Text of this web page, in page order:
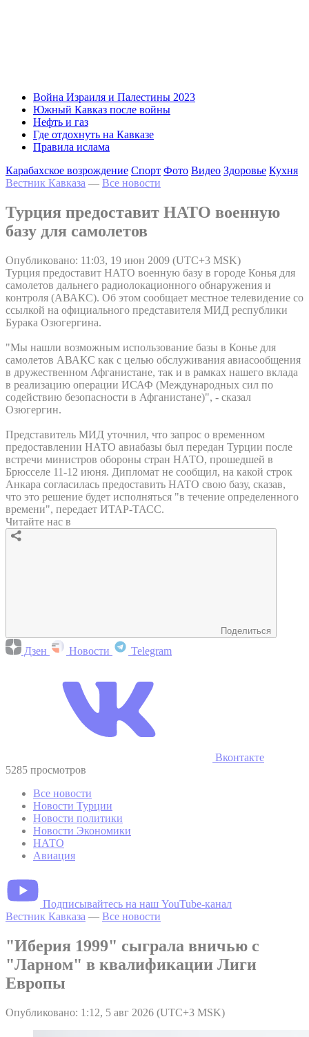
Война Израиля и Палестины 2023
Южный Кавказ после войны
Нефть и газ
Где отдохнуть на Кавказе
Правила ислама
Карабахское возрождение Спорт Фото Видео Здоровье Кухня
Вестник Кавказа — Все новости
Турция предоставит НАТО военную
базу для самолетов
Опубликовано: 11:03, 19 июн 2009 (UTC+3 MSK)
Турция предоставит НАТО военную базу в городе Конья для
самолетов дальнего радиолокационного обнаружения и
контроля (АВАКС). Об этом сообщает местное телевидение со
ссылкой на официального представителя МИД республики
Бурака Озюгергина.
"Мы нашли возможным использование базы в Конье для
самолетов АВАКС как с целью обслуживания авиасообщения
в дружественном Афганистане, так и в рамках нашего вклада
в реализацию операции ИСАФ (Международных сил по
содействию безопасности в Афганистане)", - сказал
Озюгергин.
Представитель МИД уточнил, что запрос о временном
предоставлении НАТО авиабазы был передан Турции после
встречи министров обороны стран НАТО, прошедшей в
Брюсселе 11-12 июня. Дипломат не сообщил, на какой строк
Анкара согласилась предоставить НАТО свою базу, сказав,
что это решение будет исполняться "в течение определенного
времени", передает ИТАР-ТАСС.
Читайте нас в
Поделиться
Дзен Новости Telegram
Вконтакте
5285 просмотров
Все новости
Новости Турции
Новости политики
Новости Экономики
НАТО
Авиация
Подписывайтесь на наш YouTube-канал
Вестник Кавказа — Все новости
"Иберия 1999" сыграла вничью с
"Ларном" в квалификации Лиги
Европы
Опубликовано: 1:12, 5 авг 2026 (UTC+3 MSK)